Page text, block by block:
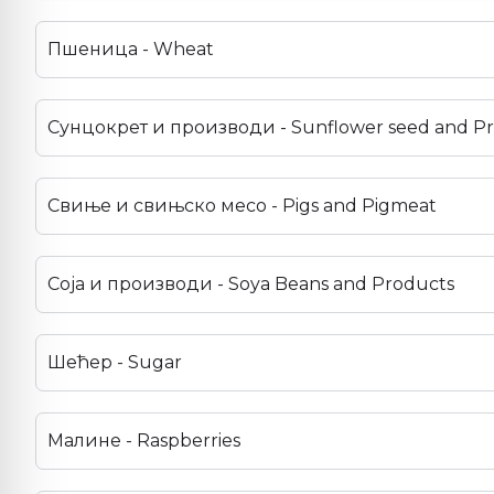
Пшеница - Wheat
Сунцокрет и производи - Sunflower seed and
Свиње и свињско месо - Pigs and Pigmeat
Соја и производи - Soya Beans and Products
Шећер - Sugar
Малине - Raspberries